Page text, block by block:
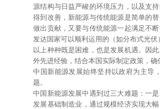
源结构与日益严峻的环境压力，以及支
得到改善，新能源与传统能源是简单的
做出贡献，又要与传统能源一起满足不
发达国家可以顺利运用的（如分布式光伏
以上种种既是困难，也是发展机遇。因
外先进经验，结合本国实际制定政策，确
中国新能源发展始终坚持以政府为主导
题。
中国新能源发展中遇到过三大难题：一
发展基础制造业，通过规模经济实现大